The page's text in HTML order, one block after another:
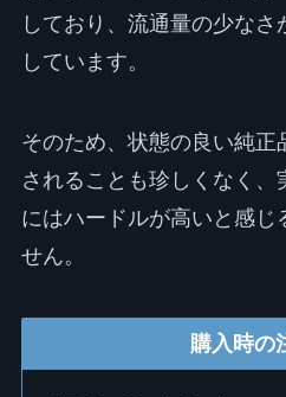
しており、流通量の少な
しています。
そのため、状態の良い純正
されることも珍しくなく、
にはハードルが高いと感じ
せん。
購入時の